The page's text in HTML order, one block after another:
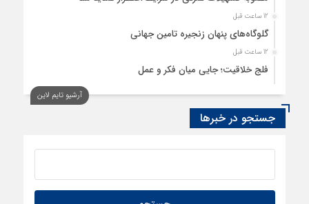
12 ساعت قبل
گلوگاه‌های پنهان زنجیره تامین جهانی
12 ساعت قبل
فلج خلاقیت؛ جایی میان فکر و عمل
رسانه، حلقه پیوند میدان اقتصاد و عرصه تصمیم‌گیری است
13 ساعت قبل
آرشیو تایم لاین
جستجو در خبرها